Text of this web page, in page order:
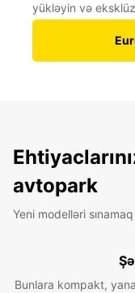
yükləyin və
avtopark
Yeni modelləri
Bunlara kompakt,